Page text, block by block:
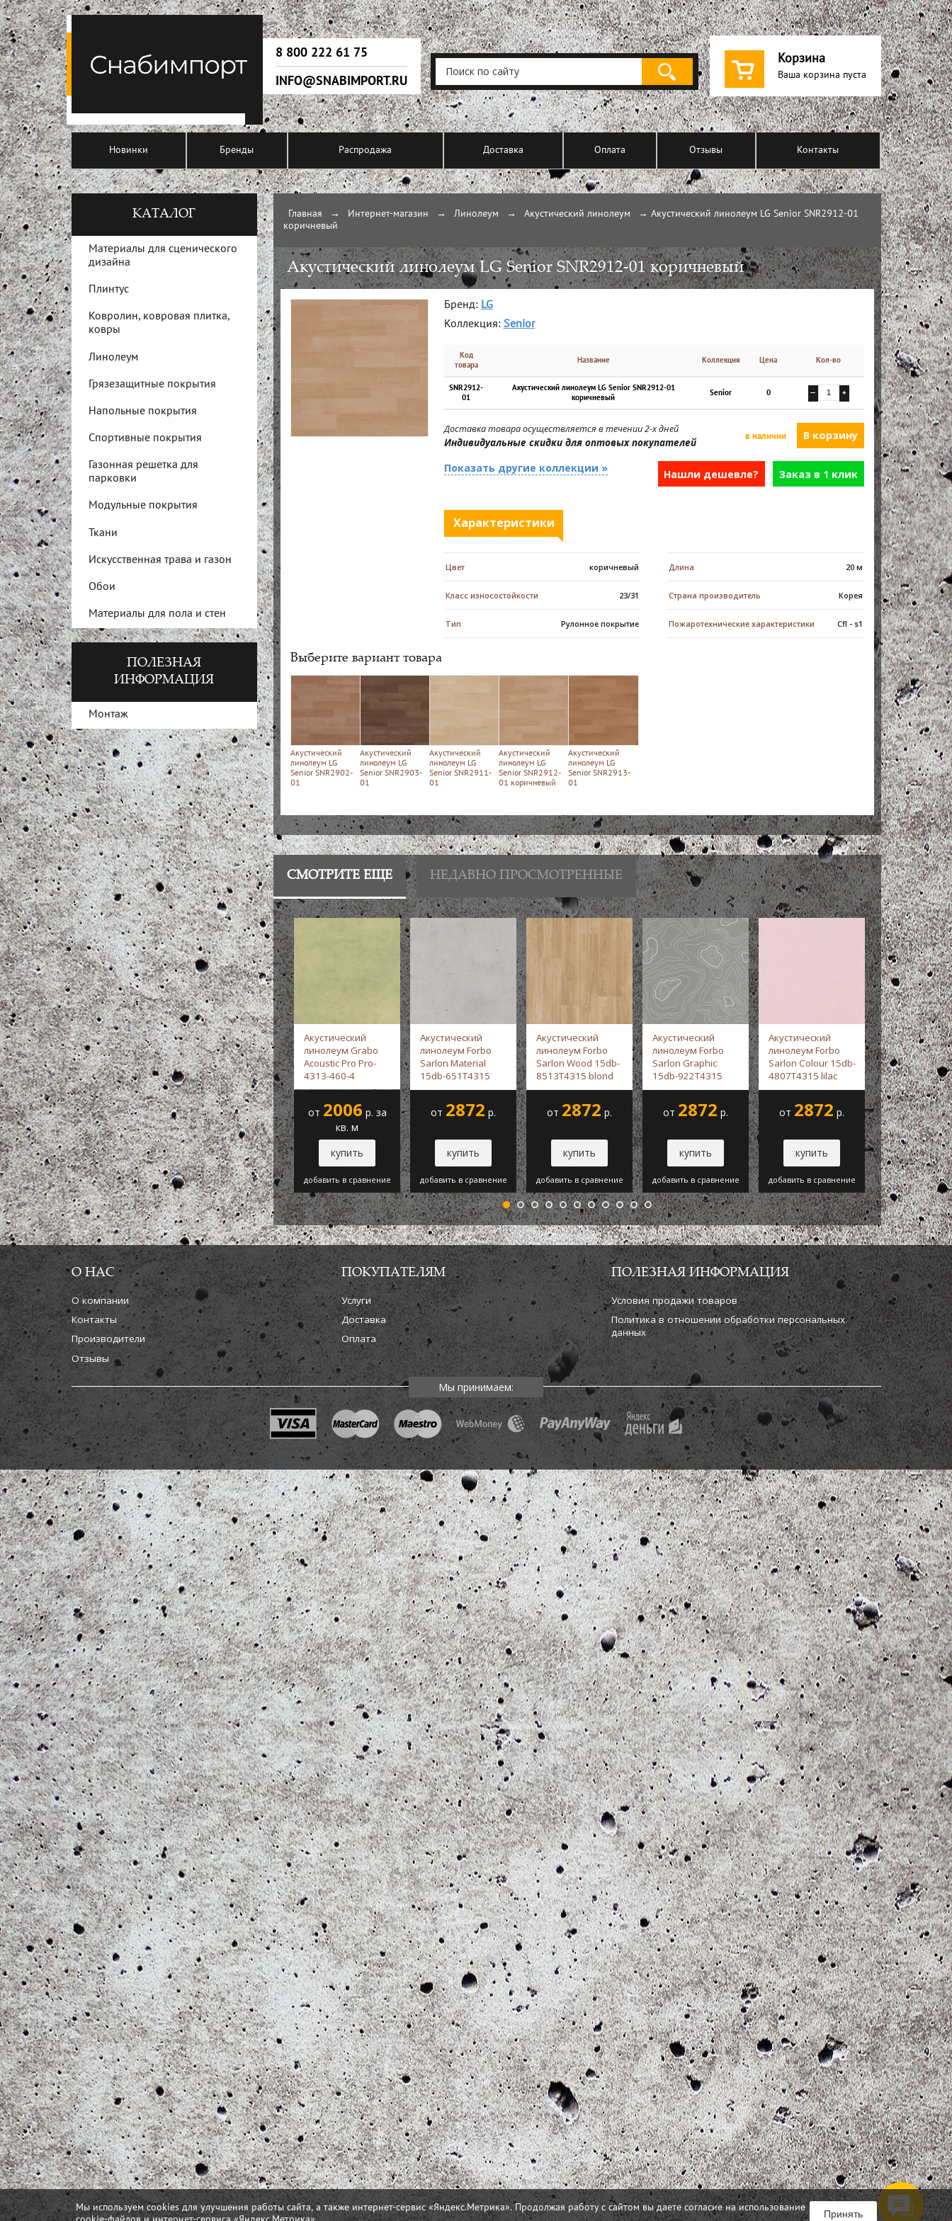
8 800 222 61 75
INFO@SNABIMPORT.RU
Корзина
Ваша корзина пуста
Новинки Бренды Распродажа Доставка Оплата Отзывы Контакты
Главная → Интернет-магазин → Линолеум → Акустический линолеум →Акустический линолеум LG Senior SNR2912-01
коричневый
Акустический линолеум LG Senior SNR2912-01 коричневый
Бренд: LG
Коллекция: Senior
Код
товара
Название Коллекция Цена Кол-во
SNR2912-
01
Акустический линолеум LG Senior SNR2912-01
коричневый
Senior 0 — +
Доставка товара осуществляется в течении 2-х дней
Индивидуальные скидки для оптовых покупателей в наличии
Показать другие коллекции » Заказ в 1 клик
Нашли дешевле?
Характеристики
Цвет коричневый Длина 20 м
Страна производитель Корея
Класс износостойкости 23/31
Тип Рулонное покрытие Пожаротехнические характеристики Сfl - s1
Выберите вариант товара
Акустический
линолеум LG
Senior SNR2902-
01
Акустический
линолеум LG
Senior SNR2903-
01
Акустический
линолеум LG
Senior SNR2911-
01
Акустический
линолеум LG
Senior SNR2912-
01 коричневый
Акустический
линолеум LG
Senior SNR2913-
01
СМОТРИТЕ ЕЩЕ НЕДАВНО ПРОСМОТРЕННЫЕ
Акустический
линолеум Grabo
Acoustic Pro Pro-
4313-460-4
зеленый -Grabo
от 2006 р. за
кв. м
купить
добавить в сравнение
Акустический
линолеум Forbo
Sarlon Material
15db-651T4315
silver slabstone -
от 2872 р.
купить
добавить в сравнение
Акустический
линолеум Forbo
Sarlon Wood 15db-
8513T4315 blond
chill oak -Forbo
от 2872 р.
купить
добавить в сравнение
Акустический
линолеум Forbo
Sarlon Graphic
15db-922T4315
steel grey
topography -Forbo
от 2872 р.
купить
добавить в сравнение
Акустический
линолеум Forbo
Sarlon Colour 15db-
4807T4315 lilac
stardust -Forbo
от 2872 р.
купить
добавить в сравнение
Акустический
линолеум
Taralay
Comfort-0025
Renzo Taupe -
Gerflor
от2834
купить
добавить в
КАТАЛОГ
Материалы для сценического
дизайна
Плинтус
Ковролин, ковровая плитка,
ковры
Линолеум
Грязезащитные покрытия
Напольные покрытия
Спортивные покрытия
Газонная решетка для
парковки
Модульные покрытия
Ткани
Искусственная трава и газон
Обои
Материалы для пола и стен
ПОЛЕЗНАЯ
ИНФОРМАЦИЯ
Монтаж
О НАС
О компании
Контакты
Производители
Отзывы
ПОКУПАТЕЛЯМ
Услуги
Доставка
Оплата
ПОЛЕЗНАЯ ИНФОРМАЦИЯ
Условия продажи товаров
Политика в отношении обработки персональных
данных
Мы используем cookies для улучшения работы сайта, а также интернет-сервис «Яндекс.Метрика». Продолжая работу с сайтом вы даете согласие на использование
Принять